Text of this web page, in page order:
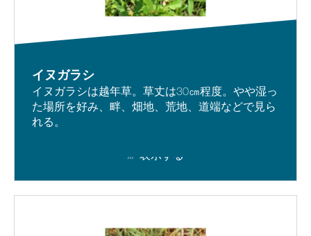
イヌガラシ
イヌガラシは越年草。草丈は30㎝程度。やや湿っ
た場所を好み、畔、畑地、荒地、道端などで見ら
れる。
表示する